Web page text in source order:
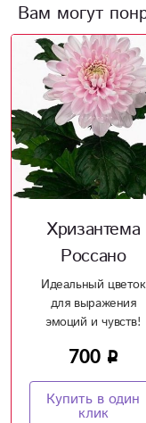
Вам могут
Хризантема
Россано
Идеальный цветок
для выражения
эмоций и чувств!
700
Купить в один
клик